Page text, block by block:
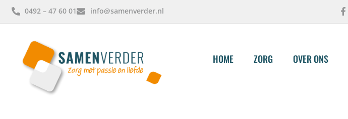
0492 – 47 60 01 info@samenverder.nl
HOME ZORG OVER ONS